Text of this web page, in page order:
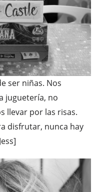
ser niñas. Nos
juguetería, no
llevar por las risas.
disfrutar, nunca hay